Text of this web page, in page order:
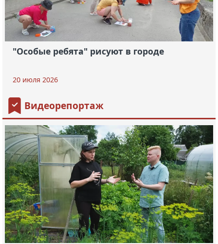
"Особые ребята" рисуют в городе
20 июля 2026
Видеорепортаж